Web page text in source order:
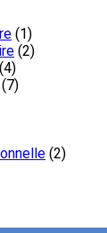
(1)
(2)
(4)
(7)
(2)